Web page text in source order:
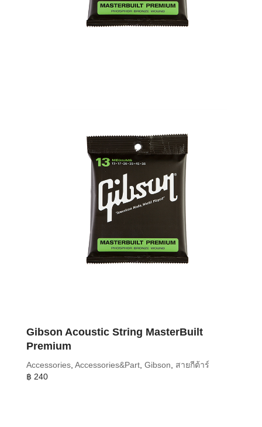
Gibson Acoustic String MasterBuilt
Premium
Accessories, Accessories&Part, Gibson, สายกีต้าร์
฿ 240